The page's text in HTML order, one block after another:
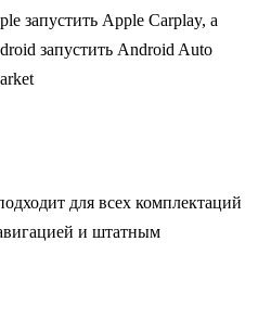
запустить Apple Carplay, а
запустить Android Auto
для всех комплектаций
и штатным